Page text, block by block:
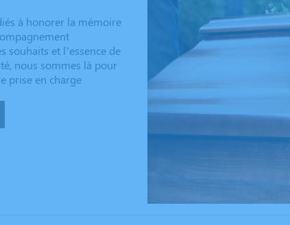
à honorer la mémoire
et l’essence de
nous sommes là pour
prise en charge